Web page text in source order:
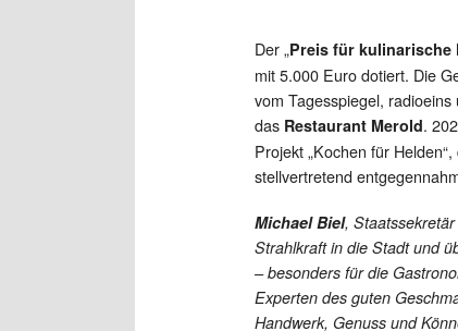
Der „Preis für kulinarische
mit 5.000 Euro dotiert. Die
vom Tagesspiegel,
das Restaurant Merold.
Projekt „Kochen für
stellvertretend
Michael Biel,
Strahlkraft in die Stadt und
– besonders für die
Experten des guten
Handwerk, Genuss und